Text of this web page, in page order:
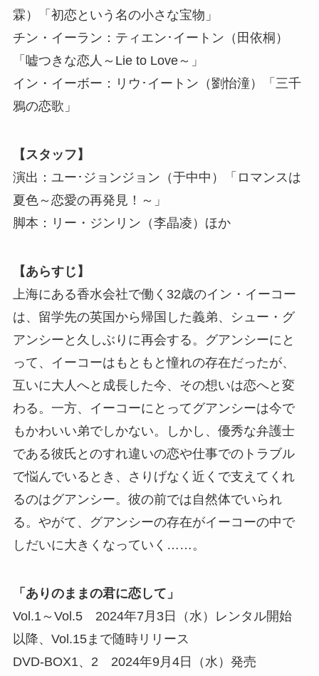
霖）「初恋という名の小さな宝物」
チン・イーラン：ティエン･イートン（田依桐）
「嘘つきな恋人～Lie to Love～」
イン・イーボー：リウ･イートン（劉怡潼）「三千
鴉の恋歌」
【スタッフ】
演出：ユー･ジョンジョン（于中中）「ロマンスは
夏色～恋愛の再発見！～」
脚本：リー・ジンリン（李晶凌）ほか
【あらすじ】
上海にある香水会社で働く32歳のイン・イーコー
は、留学先の英国から帰国した義弟、シュー・グ
アンシーと久しぶりに再会する。グアンシーにと
って、イーコーはもともと憧れの存在だったが、
互いに大人へと成長した今、その想いは恋へと変
わる。一方、イーコーにとってグアンシーは今で
もかわいい弟でしかない。しかし、優秀な弁護士
である彼氏とのすれ違いの恋や仕事でのトラブル
で悩んでいるとき、さりげなく近くで支えてくれ
るのはグアンシー。彼の前では自然体でいられ
る。やがて、グアンシーの存在がイーコーの中で
しだいに大きくなっていく……。
「ありのままの君に恋して」
Vol.1～Vol.5 2024年7月3日（水）レンタル開始
以降、Vol.15まで随時リリース
DVD-BOX1、2 2024年9月4日（水）発売